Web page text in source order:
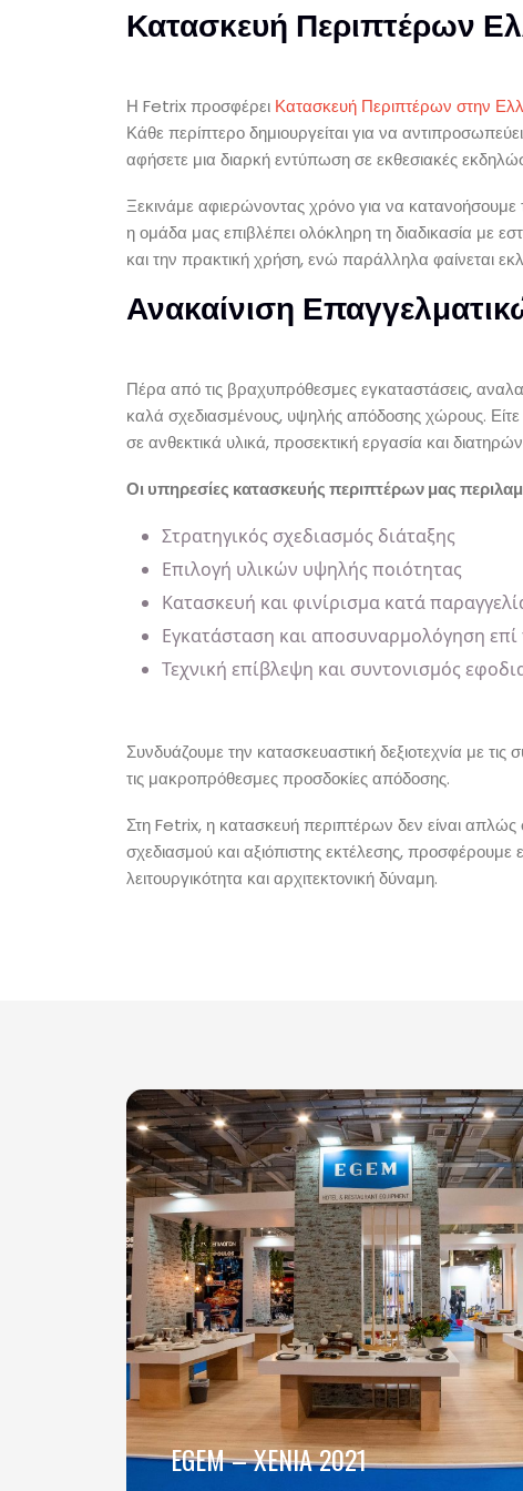
Κατασκευή Περιπτέρων
Η Fetrix προσφέρει Κατασκευή Περιπτέρων στην
Κάθε περίπτερο δημιουργείται για να
αφήσετε μια διαρκή εντύπωση σε εκθεσιακές
Ξεκινάμε αφιερώνοντας χρόνο για να κατανοήσουμε
η ομάδα μας επιβλέπει ολόκληρη τη διαδικασία με
και την πρακτική χρήση, ενώ παράλληλα φαίνεται
Ανακαίνιση
Πέρα από τις βραχυπρόθεσμες εγκαταστάσεις,
καλά σχεδιασμένους, υψηλής απόδοσης χώρους. Είτε
σε ανθεκτικά υλικά, προσεκτική εργασία και
Οι υπηρεσίες κατασκευής περιπτέρων μας
Στρατηγικός σχεδιασμός διάταξης
Επιλογή υλικών υψηλής ποιότητας
Κατασκευή και φινίρισμα κατά
Εγκατάσταση και αποσυναρμολόγηση
Τεχνική επίβλεψη και συντονισμός
Συνδυάζουμε την κατασκευαστική δεξιοτεχνία με
τις μακροπρόθεσμες προσδοκίες απόδοσης.
Στη Fetrix, η κατασκευή περιπτέρων δεν είναι απλώς
σχεδιασμού και αξιόπιστης εκτέλεσης,
λειτουργικότητα και αρχιτεκτονική δύναμη.
EGEM – XENIA 2021